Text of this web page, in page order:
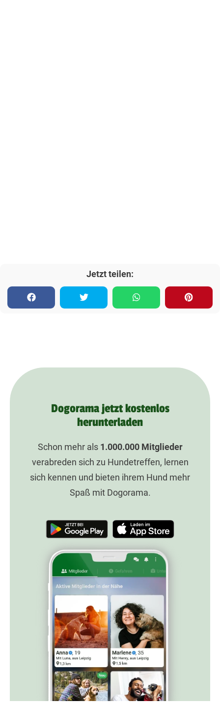
Jetzt teilen:
Dogorama jetzt kostenlos
herunterladen
Schon mehr als 1.000.000Mitglieder
verabreden sich zu Hundetreffen, lernen
sich kennen und bieten ihrem Hund mehr
Spaß mit Dogorama.